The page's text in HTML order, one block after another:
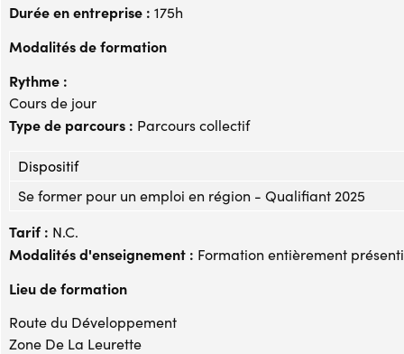
Durée en entreprise : 175h
Modalités de formation
Rythme :
Cours de jour
Type de parcours : Parcours collectif
Dispositif
Se former pour un emploi en région - Qualifiant 2025
Tarif : N.C.
Modalités d'enseignement : Formation entièrement
Lieu de formation
Route du Développement
Zone De La Leurette